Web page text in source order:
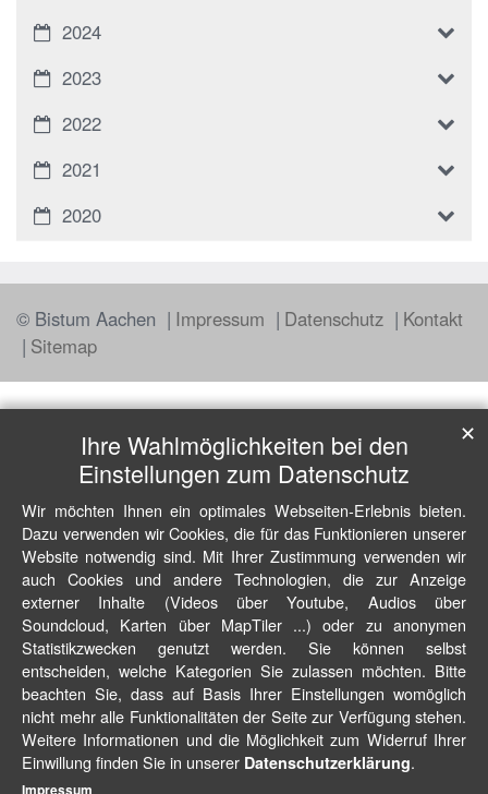
2024
2023
2022
2021
2020
© Bistum Aachen Impressum Datenschutz
Kontakt
Sitemap
Ihre Wahlmöglichkeiten bei den
Einstellungen zum Datenschutz
Wir möchten Ihnen ein optimales Webseiten-Erlebnis bieten.
Dazu verwenden wir Cookies, die für das Funktionieren unserer
Website notwendig sind. Mit Ihrer Zustimmung verwenden wir
auch Cookies und andere Technologien, die zur Anzeige
externer Inhalte (Videos über Youtube, Audios über
Soundcloud, Karten über MapTiler ...) oder zu anonymen
Statistikzwecken genutzt werden. Sie können selbst
entscheiden, welche Kategorien Sie zulassen möchten. Bitte
beachten Sie, dass auf Basis Ihrer Einstellungen womöglich
nicht mehr alle Funktionalitäten der Seite zur Verfügung stehen.
Weitere Informationen und die Möglichkeit zum Widerruf Ihrer
Einwillung finden Sie in unserer Datenschutzerklärung.
✕
Impressum